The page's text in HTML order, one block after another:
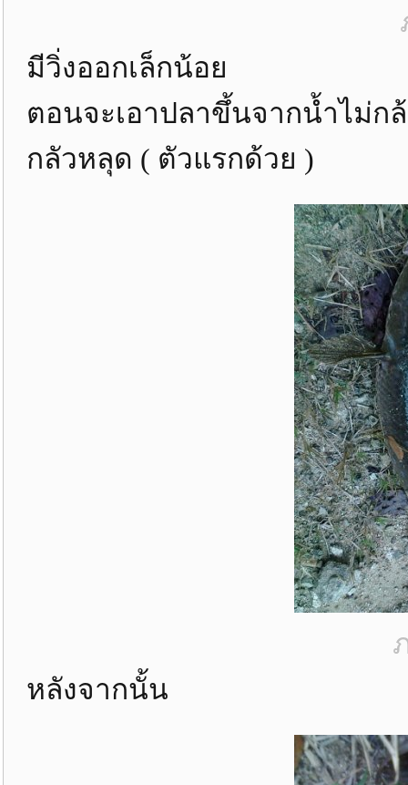
มีวิ่งออกเล็กน้อย
ตอนจะเอาปลาขึ้นจากน้ำไม่ก
กลัวหลุด ( ตัวแรกด้วย )
หลังจากนั้น